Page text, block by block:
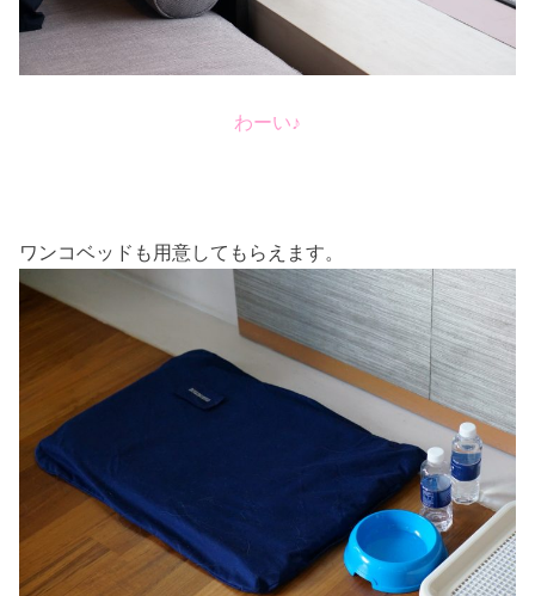
わーい♪
ワンコベッドも用意してもらえます。